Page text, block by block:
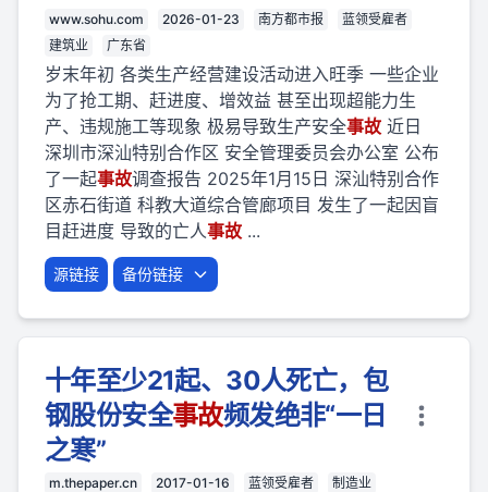
www.sohu.com 2026-01-23 南方都市报
蓝领受雇者
建筑业
广东省
岁末年初 各类生产经营建设活动进入旺季 一些企业
为了抢工期、赶进度、增效益 甚至出现超能力生
产、违规施工等现象 极易导致生产安全事故 近日
深圳市深汕特别合作区 安全管理委员会办公室 公布
了一起事故调查报告 2025年1月15日 深汕特别合作
区赤石街道 科教大道综合管廊项目 发生了一起因盲
目赶进度 导致的亡人事故 ...
源链接 备份链接
十年至少21起、30人死亡，包
钢股份安全事故频发绝非“一日
之寒”
m.thepaper.cn 2017-01-16 蓝领受雇者
制造业